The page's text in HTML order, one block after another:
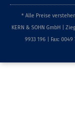
* Alle Preise
KERN & SOHN GmbH |
9933 196 | Fax: